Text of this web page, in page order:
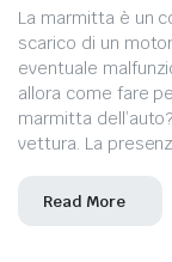
La marmitta è un
scarico di un
eventuale
allora come fare
marmitta
vettura. La
Read More